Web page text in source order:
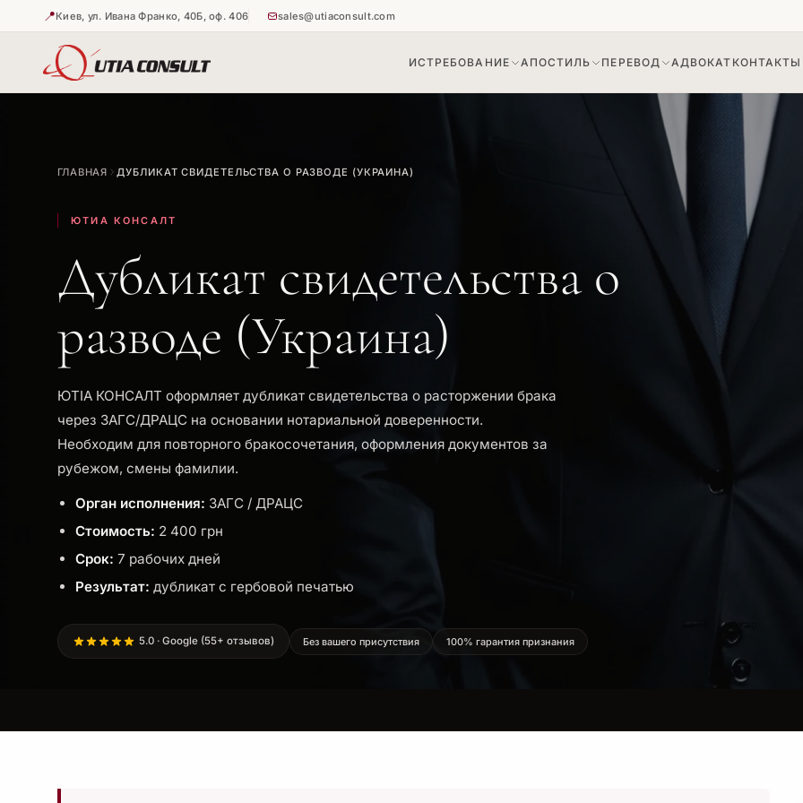
📍Киев, ул. Ивана Франко, 40Б, оф. 406 sales@utiaconsult.com
ИСТРЕБОВАНИЕ
Истребование архивной справки
АПОСТИЛЬ
Апостиль судебного решения
ПЕРЕВОД АДВОКАТ КОНТАКТЫ
ГЛАВНАЯ ДУБЛИКАТ СВИДЕТЕЛЬСТВА О РАЗВОДЕ (УКРАИНА)
ЮТИА КОНСАЛТ
Дубликат свидетельства о
разводе (Украина)
ЮТІА КОНСАЛТ оформляет дубликат свидетельства о расторжении брака
через ЗАГС/ДРАЦС на основании нотариальной доверенности.
Необходим для повторного бракосочетания, оформления документов за
рубежом, смены фамилии.
Орган исполнения: ЗАГС / ДРАЦС
Стоимость: 2 400 грн
Срок: 7 рабочих дней
Результат: дубликат с гербовой печатью
5.0 · Google (55+ отзывов) Без вашего присутствия 100% гарантия признания